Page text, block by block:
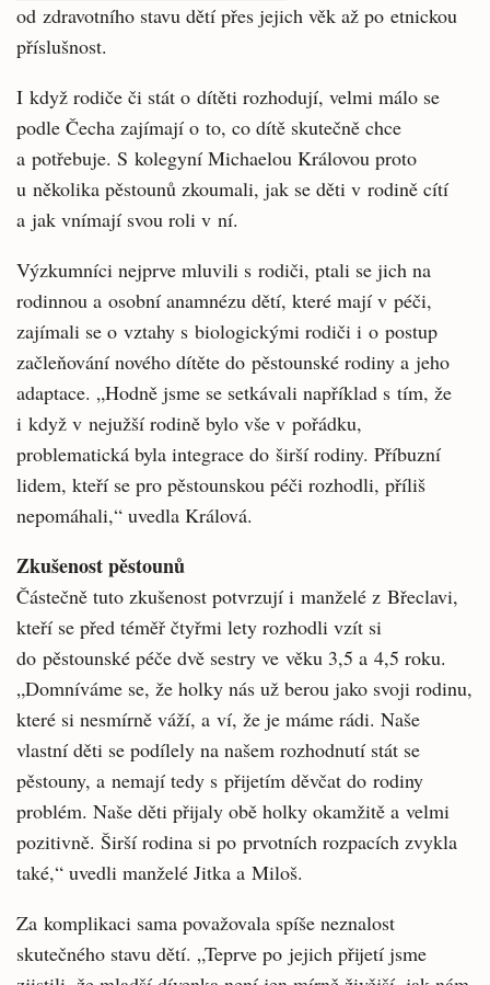
od zdravotního stavu dětí přes jejich věk až po etnickou
příslušnost.
I když rodiče či stát o dítěti rozhodují, velmi málo se
podle Čecha zajímají o to, co dítě skutečně chce
a potřebuje. S kolegyní Michaelou Královou proto
u několika pěstounů zkoumali, jak se děti v rodině cítí
a jak vnímají svou roli v ní.
Výzkumníci nejprve mluvili s rodiči, ptali se jich na
rodinnou a osobní anamnézu dětí, které mají v péči,
zajímali se o vztahy s biologickými rodiči i o postup
začleňování nového dítěte do pěstounské rodiny a jeho
adaptace. „Hodně jsme se setkávali například s tím, že
i když v nejužší rodině bylo vše v pořádku,
problematická byla integrace do širší rodiny. Příbuzní
lidem, kteří se pro pěstounskou péči rozhodli, příliš
nepomáhali,“ uvedla Králová.
Zkušenost pěstounů
Částečně tuto zkušenost potvrzují i manželé z Břeclavi,
kteří se před téměř čtyřmi lety rozhodli vzít si
do pěstounské péče dvě sestry ve věku 3,5 a 4,5 roku.
„Domníváme se, že holky nás už berou jako svoji rodinu,
které si nesmírně váží, a ví, že je máme rádi. Naše
vlastní děti se podílely na našem rozhodnutí stát se
pěstouny, a nemají tedy s přijetím děvčat do rodiny
problém. Naše děti přijaly obě holky okamžitě a velmi
pozitivně. Širší rodina si po prvotních rozpacích zvykla
také,“ uvedli manželé Jitka a Miloš.
Za komplikaci sama považovala spíše neznalost
skutečného stavu dětí. „Teprve po jejich přijetí jsme